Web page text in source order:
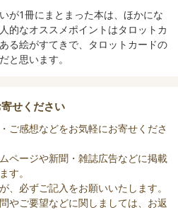
が1冊にまとまった本は、ほかにな
的なオススメポイントはタロットカ
る絵がすてきで、タロットカードの
と思います。
せください
ご感想などをお気軽にお寄せくださ
ページや新聞・雑誌広告などに掲載
す。
必ずご記入をお願いいたします。
やご要望などに関しましては、お返